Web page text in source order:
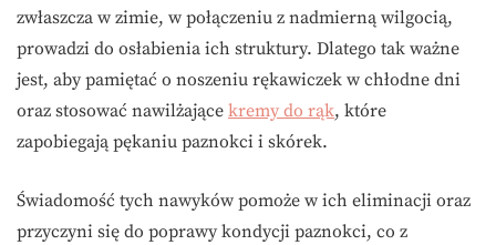
zwłaszcza w zimie, w połączeniu z nadmierną wilgocią,
prowadzi do osłabienia ich struktury. Dlatego tak ważne
jest, aby pamiętać o noszeniu rękawiczek w chłodne dni
oraz stosować nawilżające kremy do rąk, które
zapobiegają pękaniu paznokci i skórek.
Świadomość tych nawyków pomoże w ich eliminacji oraz
przyczyni się do poprawy kondycji paznokci, co z